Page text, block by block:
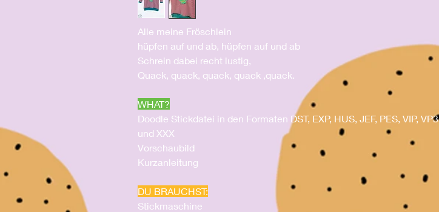
Alle meine Fröschlein
hüpfen auf und ab, hüpfen auf und ab
Schrein dabei recht lustig,
Quack, quack, quack, quack ,quack.
WHAT?
Doodle Stickdatei in den Formaten DST, EXP, HUS, JEF, PES, VIP, VP3
und XXX
Vorschaubild
Kurzanleitung
DU BRAUCHST:
Stickmaschine